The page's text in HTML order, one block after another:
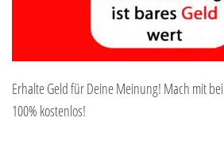
Erhalte Geld für Deine Meinung! Mach mit bei
100% kostenlos!